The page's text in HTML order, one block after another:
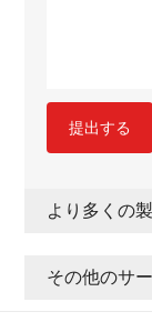
提出する
より多くの
その他のサ